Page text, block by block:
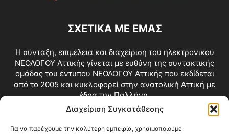
Διαχείριση Συγκατάθεσης
Για να παρέχουμε την καλύτερη εμπειρία, χρησιμοποιούμε
ΣΧΕΤΙΚΑ ΜΕ ΕΜΑΣ
Η σύνταξη, επιμέλεια και διαχείριση του ηλεκτρονικού
ΝΕΟΛΟΓΟΥ Αττικής γίνεται με ευθύνη της συντακτικής
ομάδας του έντυπου ΝΕΟΛΟΓΟΥ Αττικής που εκδίδεται
από το 2005 και κυκλοφορεί στην ανατολική Αττική με
έδρα την Παλλήνη.
Επικοινωνία:info@neologosattikis.gr